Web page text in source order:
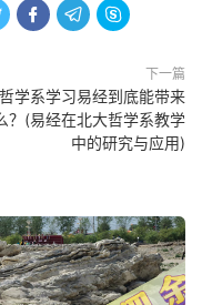
  
下一篇
学系学习易经到底能带来
？(易经在北大哲学系教学
中的研究与应用)